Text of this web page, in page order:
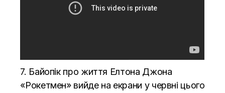
7. Байопік про життя Елтона Джона
«Рокетмен» вийде на екрани у червні цього